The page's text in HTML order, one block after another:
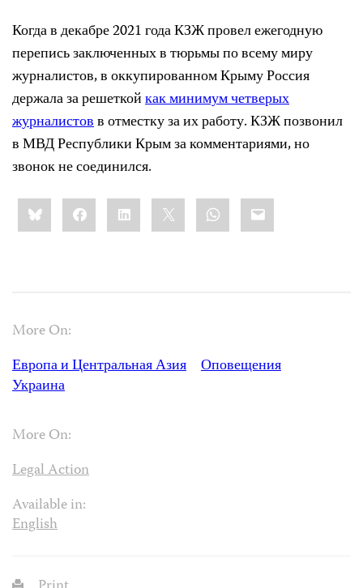
Когда в декабре 2021 года КЗЖ провел ежегодную
перепись заключенных в тюрьмы по всему миру
журналистов, в оккупированном Крыму Россия
держала за решеткойкак минимум четверых
журналистовв отместку за их работу. КЗЖ позвонил
в МВД Республики Крым за комментариями, но
звонок не соединился.
Share
this:BlueskyFacebookLinkedIn WhatsApp
Email
More On:
Европа и Центральная Азия
Оповещения
Украина
More On:
Legal Action
Available in:
English